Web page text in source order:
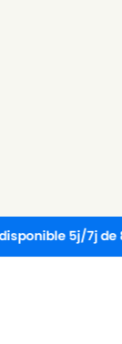
7j de 8h à